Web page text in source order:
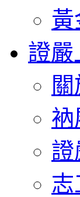
黃
證嚴
衲
證
志